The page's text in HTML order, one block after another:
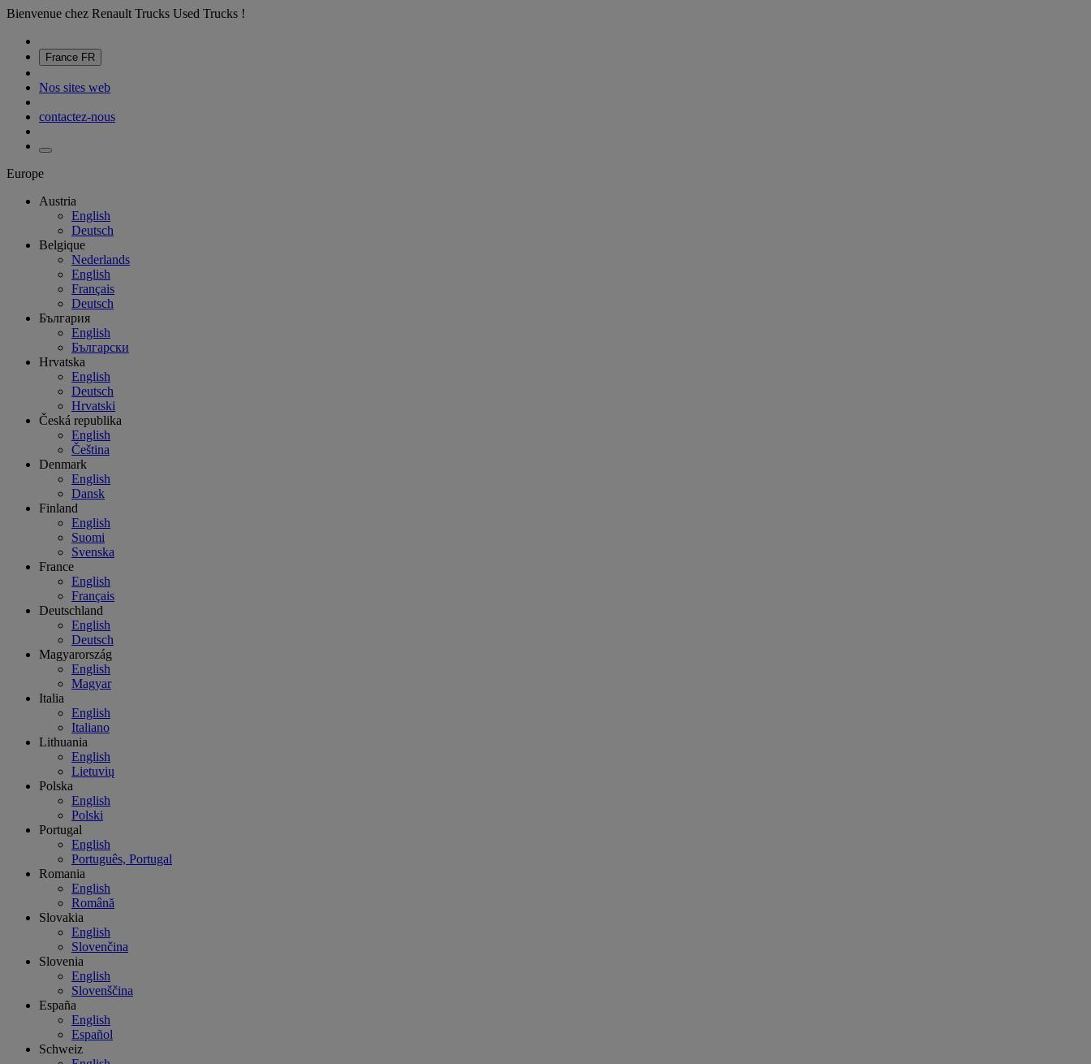
Bienvenue chez Renault Trucks Used Trucks !
France FR
Nos sites web
contactez-nous
Europe
Austria
English
Deutsch
Belgique
Nederlands
English
Français
Deutsch
България
English
Български
Hrvatska
English
Deutsch
Hrvatski
Česká republika
English
Čeština
Denmark
English
Dansk
Finland
English
Suomi
Svenska
France
English
Français
Deutschland
English
Deutsch
Magyarország
English
Magyar
Italia
English
Italiano
Lithuania
English
Lietuvių
Polska
English
Polski
Portugal
English
Português, Portugal
Romania
English
Română
Slovakia
English
Slovenčina
Slovenia
English
Slovenščina
España
English
Español
Schweiz